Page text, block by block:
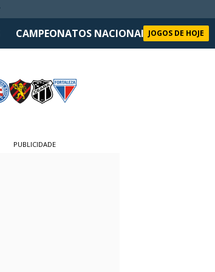
CAMPEONATOS NACIONAIS SELEÇÃO
JOGOS DE HOJE
PUBLICIDADE